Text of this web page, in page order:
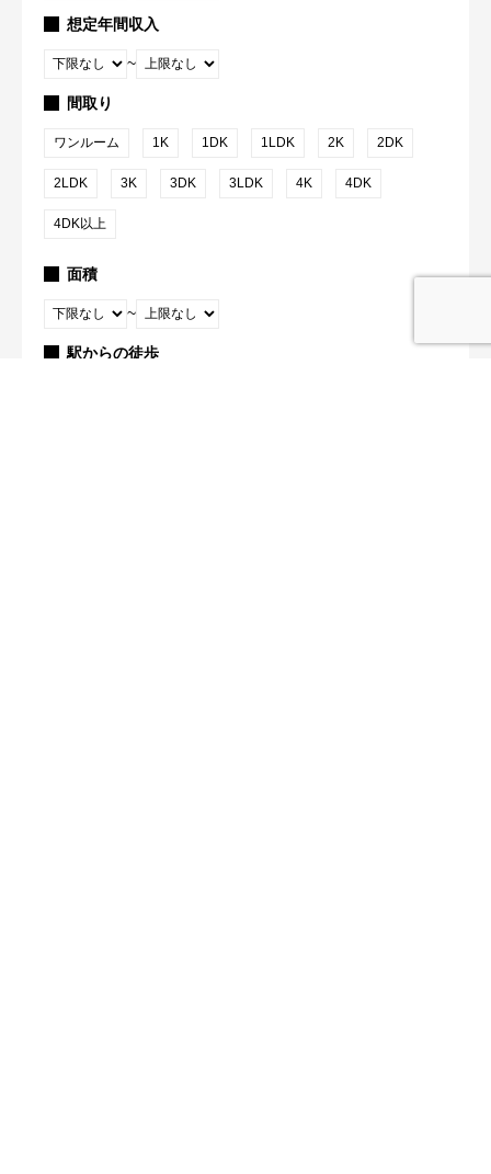
想定年間収入
~
間取り
ワンルーム 1K 1DK 1LDK 2K 2DK
2LDK 3K 3DK 3LDK 4K 4DK
4DK以上
面積
~
駅からの徒歩